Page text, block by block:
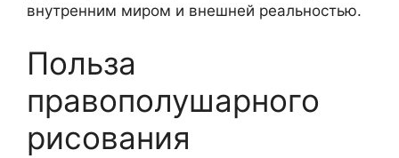
внутренним миром и внешней реальностью.
Польза
правополушарного
рисования